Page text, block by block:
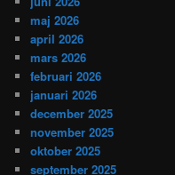
maj 2026
april 2026
mars 2026
februari 2026
januari 2026
december 2025
november 2025
oktober 2025
september 2025